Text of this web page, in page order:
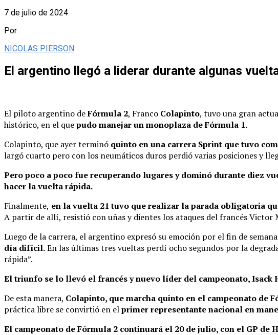
7 de julio de 2024
Por
NICOLAS PIERSON
El argentino llegó a liderar durante algunas
El piloto argentino deFórmula 2, Franco Colapinto, tuvo una gran
histórico, en el quepudo manejar un monoplaza de Fórmula 1.
Colapinto, que ayer terminó quinto en una carrera Sprint que tuvo
largó cuarto pero con los neumáticos duros perdió varias posiciones y
Pero poco a poco fue recuperando lugares y dominó durante diez
hacer la vuelta rápida.
Finalmente, en la vuelta 21 tuvo que realizar la parada obligatoria
A partir de allí, resistió con uñas y dientes los ataques del francés Victor
Luego de la carrera, el argentino expresó su emoción por el fin de
día difícil.En las últimas tres vueltas perdí ocho segundos por la
rápida”.
El triunfo se lo llevó el francés y nuevo líder del campeonato, Isack
De esta manera, Colapinto, que marcha quinto en el campeonato de
práctica libre se convirtió en elprimer representante nacional en
El campeonato de Fórmula 2 continuará el 20 de julio, con el GP de